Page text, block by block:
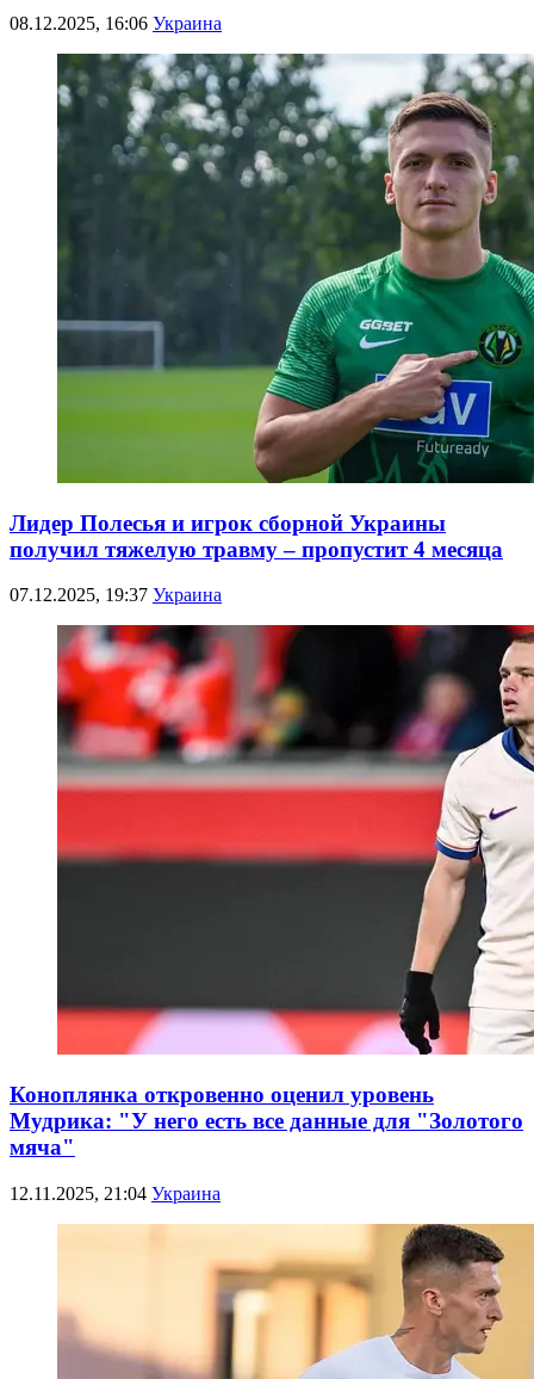
08.12.2025, 16:06 Украина
Лидер Полесья и игрок сборной Украины
получил тяжелую травму – пропустит 4 месяца
07.12.2025, 19:37 Украина
Коноплянка откровенно оценил уровень
Мудрика: "У него есть все данные для "Золотого
мяча"
12.11.2025, 21:04 Украина